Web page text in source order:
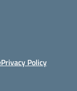
Privacy Policy